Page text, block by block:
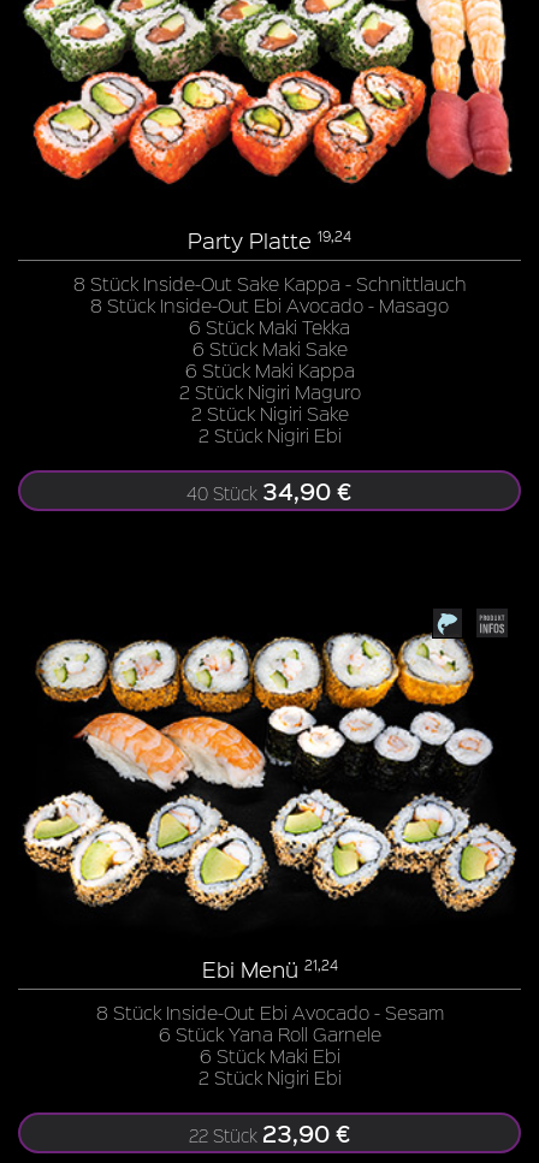
Party Platte 19,24
8 Stück Inside-Out Sake Kappa - Schnittlauch
8 Stück Inside-Out Ebi Avocado - Masago
6 Stück Maki Tekka
6 Stück Maki Sake
6 Stück Maki Kappa
2 Stück Nigiri Maguro
2 Stück Nigiri Sake
2 Stück Nigiri Ebi
40 Stück 34,90 €
Ebi Menü 21,24
8 Stück Inside-Out Ebi Avocado - Sesam
6 Stück Yana Roll Garnele
6 Stück Maki Ebi
2 Stück Nigiri Ebi
22 Stück 23,90 €